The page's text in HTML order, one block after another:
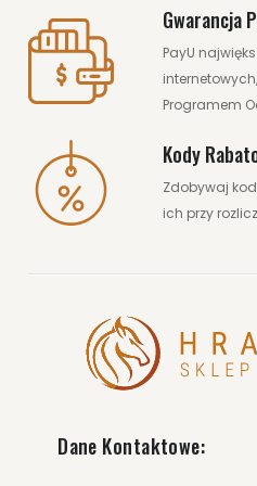
Gwarancja
PayU
Programem
Kody
Zdobywaj
ich przy
Dane Kontaktowe: